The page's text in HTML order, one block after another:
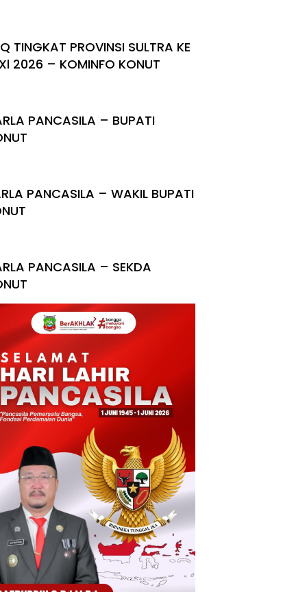
TINGKAT PROVINSI SULTRA KE
2026 – KOMINFO KONUT
PANCASILA – BUPATI
PANCASILA – WAKIL BUPATI
PANCASILA – SEKDA